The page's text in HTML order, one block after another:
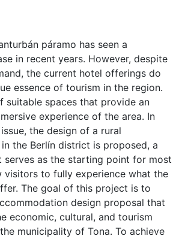
páramo has seen a
in recent years. However, despite
the current hotel offerings do
essence of tourism in the region.
suitable spaces that provide an
experience of the area. In
the design of a rural
the Berlín district is proposed, a
serves as the starting point for most
visitors to fully experience what the
The goal of this project is to
design proposal that
economic, cultural, and tourism
municipality of Tona. To achieve